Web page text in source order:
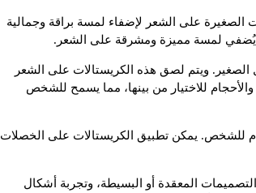
على الشعر لإضفاء لمسة براقة وجمالية
يُضفي لمسة مميزة ومشرقة على الشعر.
الصغير. ويتم لصق هذه الكريستالات على الشعر
للاختيار من بينها، مما يسمح للشخص
للشخص. يمكن تطبيق الكريستالات على الخصلات
المعقدة أو البسيطة، وتجربة أشكال